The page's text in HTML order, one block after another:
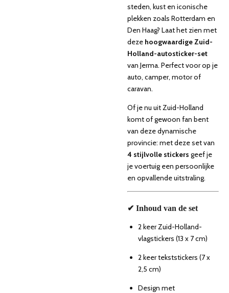
steden, kust en iconische
plekken zoals Rotterdam en
Den Haag? Laat het zien met
deze hoogwaardige Zuid-
Holland-autosticker-set
van Jerma. Perfect voor op je
auto, camper, motor of
caravan.
Of je nu uit Zuid-Holland
komt of gewoon fan bent
van deze dynamische
provincie: met deze set van
4 stijlvolle stickers geef je
je voertuig een persoonlijke
en opvallende uitstraling.
✔ Inhoud van de set
2 keer Zuid-Holland-
vlagstickers (13 x 7 cm)
2 keer tekststickers (7 x
2,5 cm)
Design met